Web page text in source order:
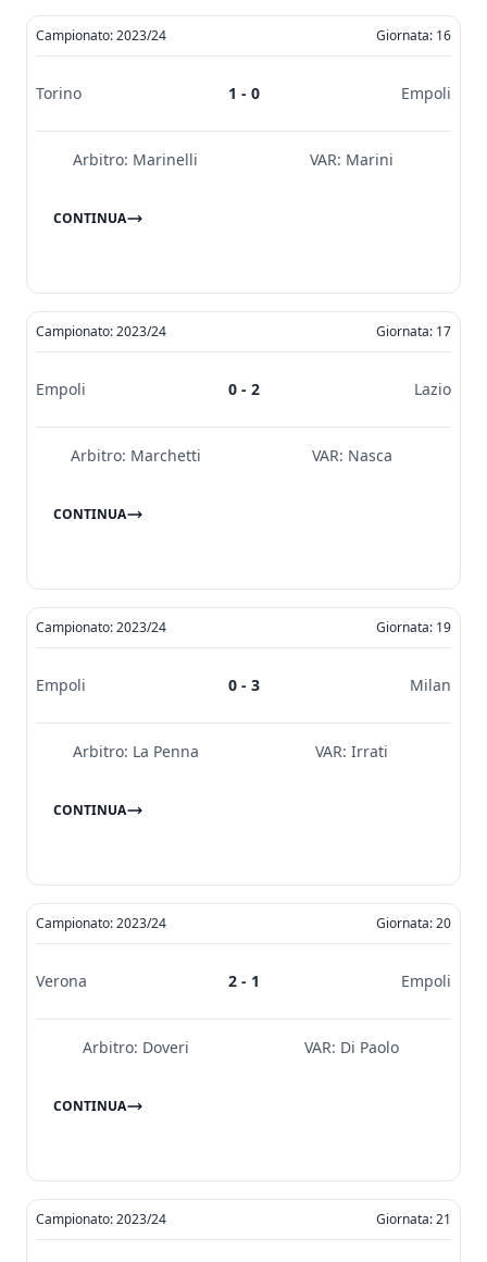
Campionato: 2023/24 Giornata: 16
Torino 1 - 0 Empoli
Arbitro: Marinelli VAR: Marini
CONTINUA
Campionato: 2023/24 Giornata: 17
Empoli 0 - 2 Lazio
Arbitro: Marchetti VAR: Nasca
CONTINUA
Campionato: 2023/24 Giornata: 19
Empoli 0 - 3 Milan
Arbitro: La Penna VAR: Irrati
CONTINUA
Campionato: 2023/24 Giornata: 20
Verona 2 - 1 Empoli
Arbitro: Doveri VAR: Di Paolo
CONTINUA
Campionato: 2023/24 Giornata: 21